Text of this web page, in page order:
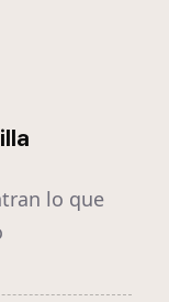
lo que